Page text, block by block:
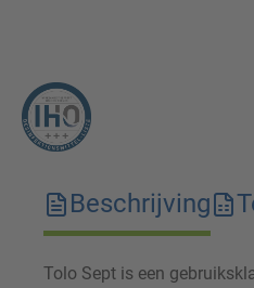
Beschrijving
Tolo Sept is een